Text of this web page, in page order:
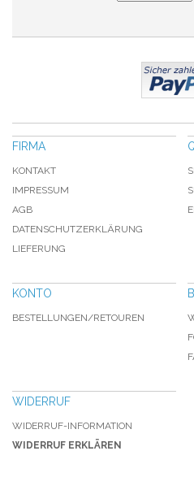
FIRMA
KONTAKT
IMPRESSUM
AGB
DATENSCHUTZERKLÄRUNG
LIEFERUNG
KONTO
BESTELLUNGEN/RETOUREN
WIDERRUF
WIDERRUF-INFORMATION
WIDERRUF ERKLÄREN